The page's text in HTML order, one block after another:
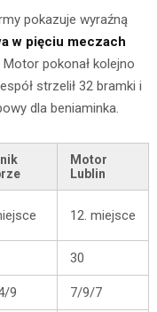
pokazuje wyraźną
w pięciu meczach
pokonał kolejno
strzelił 32 bramki i
dla beniaminka.
Motor
Lublin
12. miejsce
30
9 7/9/7